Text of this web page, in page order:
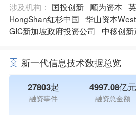
涉及机构： 国投创新 顺为资本
HongShan红杉中国 华山资本
GIC新加坡政府投资公司
中移创
新一代信息技术数据总览
27803起
融资事件
4997.08亿元
融资总金额